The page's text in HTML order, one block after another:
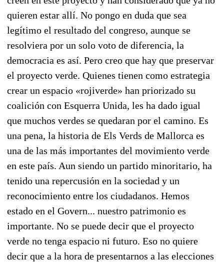
quieren estar allí. No pongo en duda que sea
legítimo el resultado del congreso, aunque se
resolviera por un solo voto de diferencia, la
democracia es así. Pero creo que hay que preservar
el proyecto verde. Quienes tienen como estrategia
crear un espacio «rojiverde» han priorizado su
coalición con Esquerra Unida, les ha dado igual
que muchos verdes se quedaran por el camino. Es
una pena, la historia de Els Verds de Mallorca es
una de las más importantes del movimiento verde
en este país. Aun siendo un partido minoritario, ha
tenido una repercusión en la sociedad y un
reconocimiento entre los ciudadanos. Hemos
estado en el Govern... nuestro patrimonio es
importante. No se puede decir que el proyecto
verde no tenga espacio ni futuro. Eso no quiere
decir que a la hora de presentarnos a las elecciones